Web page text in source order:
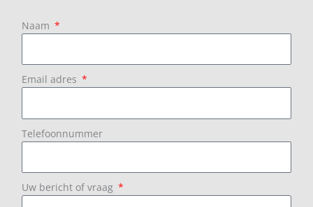
Naam
Email adres
Telefoonnummer
Uw bericht of vraag